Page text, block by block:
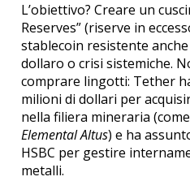
L’obiettivo? Creare un
Reserves” (riserve in
stablecoin resistente
dollaro o crisi sistemiche.
comprare lingotti: Tether
milioni di dollari per
nella filiera mineraria
Elemental Altus) e ha
HSBC per gestire
metalli.